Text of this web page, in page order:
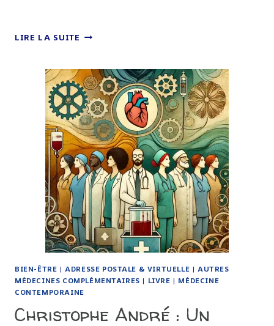
LIRE LA SUITE PRODUIT
ET
ANTI-
MOUSTIQUE
BIEN-ÊTRE |ADRESSE POSTALE & VIRTUELLE |AUTRES
MÉDECINES COMPLÉMENTAIRES | LIVRE | MÉDECINE
CONTEMPORAINE
Christophe André : Un